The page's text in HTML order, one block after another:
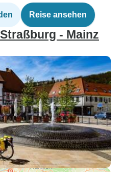
Reise ansehen
- Mainz